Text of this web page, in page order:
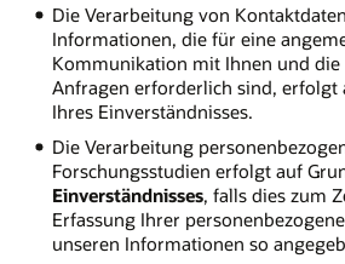
Die Verarbeitung von
Informationen, die für eine
Kommunikation mit Ihnen und die
Anfragen erforderlich sind, erfolgt
Ihres Einverständnisses.
Die Verarbeitung
Forschungsstudien erfolgt auf
Einverständnisses, falls dies zum
Erfassung Ihrer
unseren Informationen so